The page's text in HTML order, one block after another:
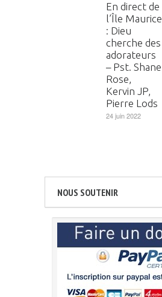
En direct de
l’Île Maurice
: Dieu
cherche des
adorateurs
– Pst. Shane
Rose,
Kervin JP,
Pierre Lods
24 juin 2022
NOUS SOUTENIR